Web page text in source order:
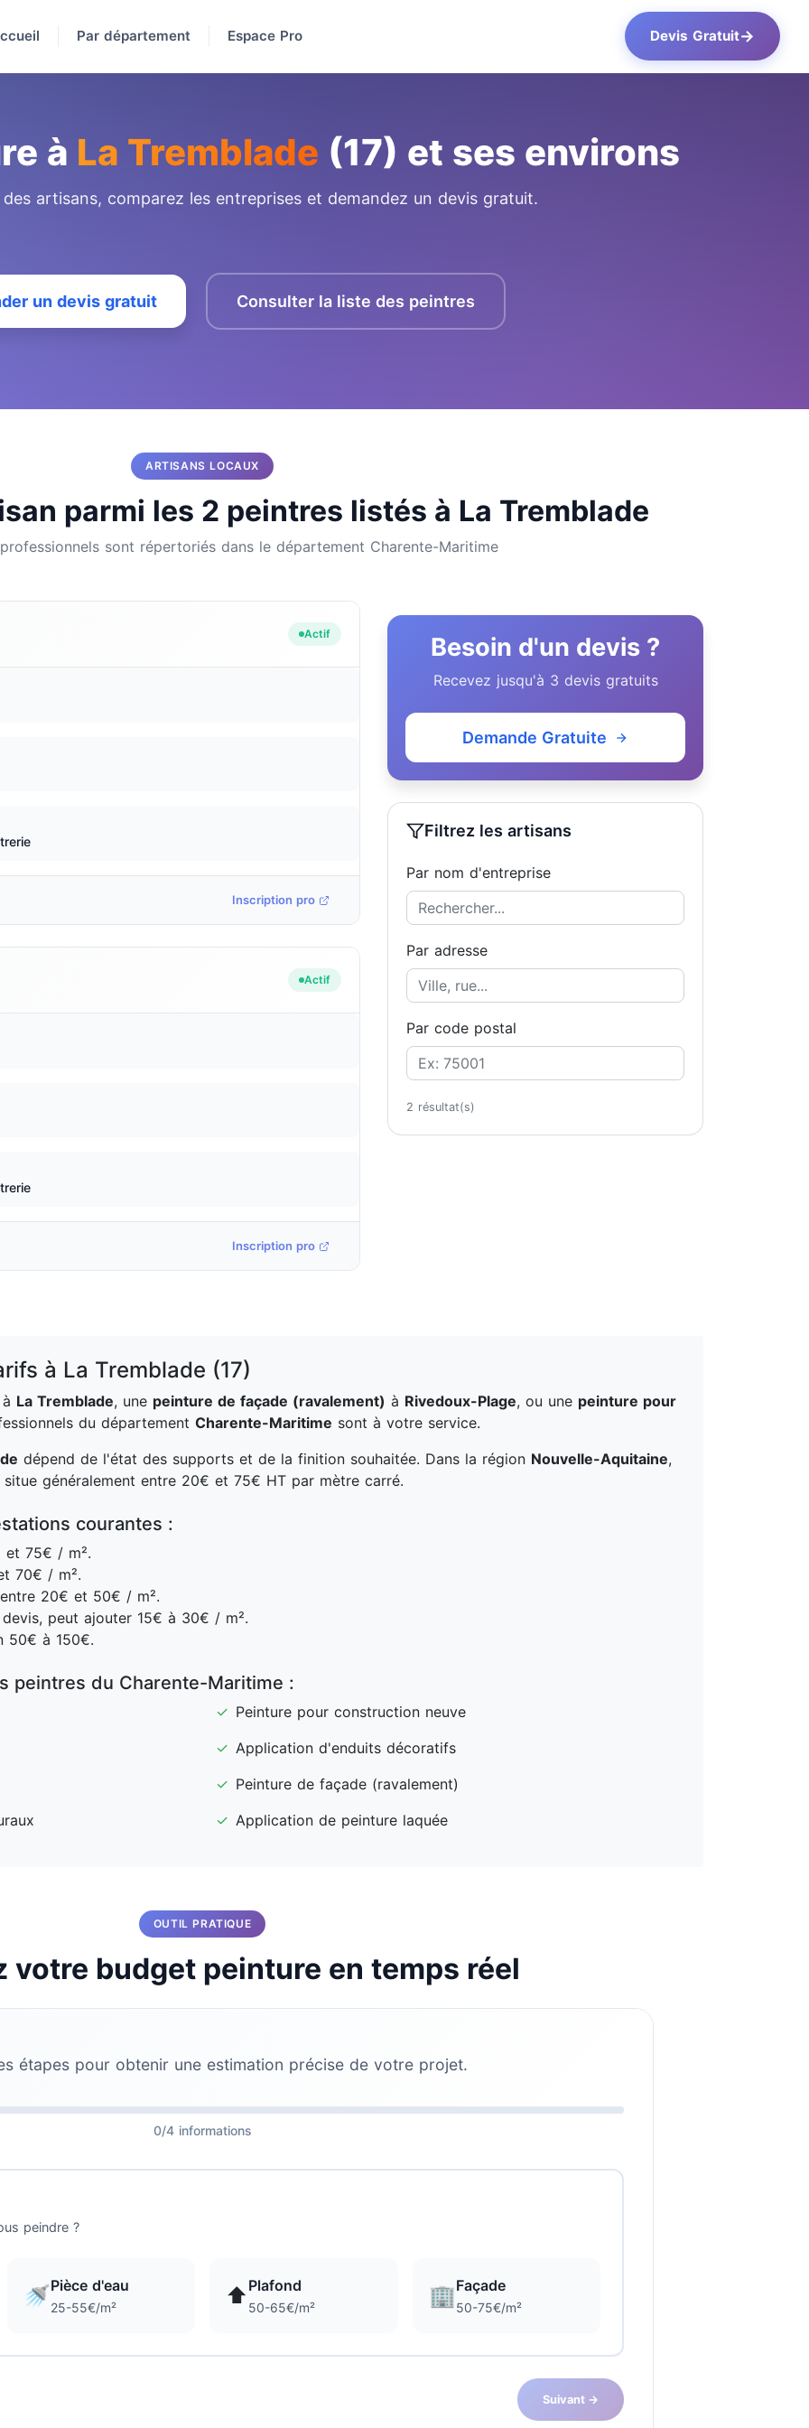
Par département Espace Pro Devis Gratuit→
à La Tremblade (17) et ses environs
artisans, comparez les entreprises et demandez un devis gratuit.
un devis gratuit Consulter la liste des peintres
ARTISANS LOCAUX
parmi les 2 peintres listés à La Tremblade
sont répertoriés dans le département Charente-Maritime
Actif
Inscription pro
Actif
Inscription pro
Besoin d'un devis ?
Recevez jusqu'à 3 devis gratuits
Demande Gratuite
Filtrez les artisans
Par nom d'entreprise
Par adresse
Par code postal
2 résultat(s)
à La Tremblade (17)
La Tremblade, une peinture de façade (ravalement) à Rivedoux-Plage, ou une peinture pour
du département Charente-Maritime sont à votre service.
dépend de l'état des supports et de la finition souhaitée. Dans la région Nouvelle-Aquitaine,
généralement entre 20€ et 75€ HT par mètre carré.
courantes :
75€ / m².
70€ / m².
20€ et 50€ / m².
peut ajouter 15€ à 30€ / m².
50€ à 150€.
peintres du Charente-Maritime :
✓ Peinture pour construction neuve
✓ Application d'enduits décoratifs
✓ Peinture de façade (ravalement)
✓ Application de peinture laquée
OUTIL PRATIQUE
votre budget peinture en temps réel
étapes pour obtenir une estimation précise de votre projet.
0/4 informations
peindre ?
🚿Pièce d'eau
25-55€/m² ⬆️ Plafond
50-65€/m² 🏢Façade
50-75€/m²
Suivant →